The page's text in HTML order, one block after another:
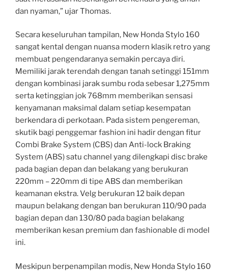
dan nyaman,” ujar Thomas.
Secara keseluruhan tampilan, New Honda Stylo 160
sangat kental dengan nuansa modern klasik retro yang
membuat pengendaranya semakin percaya diri.
Memiliki jarak terendah dengan tanah setinggi 151mm
dengan kombinasi jarak sumbu roda sebesar 1,275mm
serta ketinggian jok 768mm memberikan sensasi
kenyamanan maksimal dalam setiap kesempatan
berkendara di perkotaan. Pada sistem pengereman,
skutik bagi penggemar fashion ini hadir dengan fitur
Combi Brake System (CBS) dan Anti-lock Braking
System (ABS) satu channel yang dilengkapi disc brake
pada bagian depan dan belakang yang berukuran
220mm – 220mm di tipe ABS dan memberikan
keamanan ekstra. Velg berukuran 12 baik depan
maupun belakang dengan ban berukuran 110/90 pada
bagian depan dan 130/80 pada bagian belakang
memberikan kesan premium dan fashionable di model
ini.
Meskipun berpenampilan modis, New Honda Stylo 160